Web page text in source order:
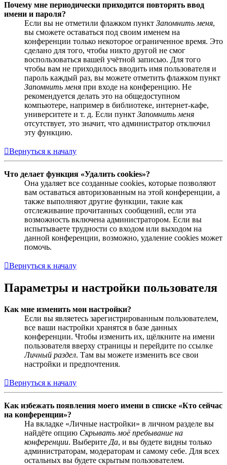
Почему мне периодически приходится повторять ввод
имени и пароля?
Если вы не отметили флажком пункт Запомнить меня,
вы сможете оставаться под своим именем на
конференции только некоторое ограниченное время. Это
сделано для того, чтобы никто другой не смог
воспользоваться вашей учётной записью. Для того
чтобы вам не приходилось вводить имя пользователя и
пароль каждый раз, вы можете отметить флажком пункт
Запомнить меня при входе на конференцию. Не
рекомендуется делать это на общедоступном
компьютере, например в библиотеке, интернет-кафе,
университете и т. д. Если пункт Запомнить меня
отсутствует, это значит, что администратор отключил
эту функцию.
Вернуться к началу
Что делает функция «Удалить cookies»?
Она удаляет все созданные cookies, которые позволяют
вам оставаться авторизованным на этой конференции, а
также выполняют другие функции, такие как
отслеживание прочитанных сообщений, если эта
возможность включена администратором. Если вы
испытываете трудности со входом или выходом на
данной конференции, возможно, удаление cookies может
помочь.
Вернуться к началу
Параметры и настройки пользователя
Как мне изменить мои настройки?
Если вы являетесь зарегистрированным пользователем,
все ваши настройки хранятся в базе данных
конференции. Чтобы изменить их, щёлкните на имени
пользователя вверху страницы и перейдите по ссылке
Личный раздел. Там вы можете изменить все свои
настройки и предпочтения.
Вернуться к началу
Как избежать появления моего имени в списке «Кто сейчас
на конференции»?
На вкладке «Личные настройки» в личном разделе вы
найдёте опцию Скрывать моё пребывание на
конференции. Выберите Да, и вы будете видны только
администраторам, модераторам и самому себе. Для всех
остальных вы будете скрытым пользователем.